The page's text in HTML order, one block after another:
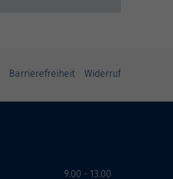
Barrierefreiheit Widerruf
9.00 - 13.00